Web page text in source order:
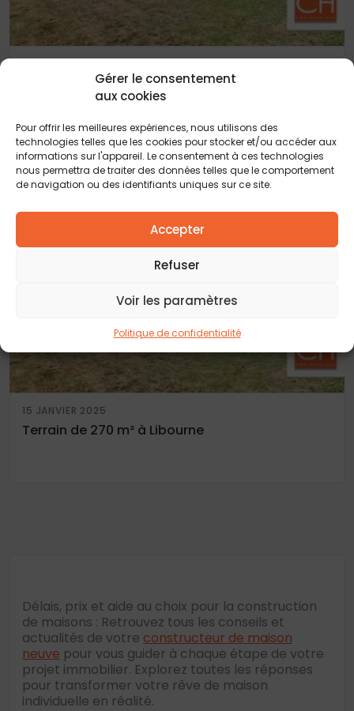
Gérer le consentement
aux cookies
Pour offrir les meilleures expériences, nous utilisons des
technologies telles que les cookies pour stocker et/ou accéder aux
informations sur l'appareil. Le consentement à ces technologies
nous permettra de traiter des données telles que le comportement
de navigation ou des identifiants uniques sur ce site.
Accepter
Refuser
Voir les paramètres
Politique de confidentialité
Terrain de 300 m² à Libourne
15 JANVIER 2025
Terrain de 270 m² à Libourne
Délais, prix et aide au choix pour la construction
de maisons : Retrouvez tous les conseils et
actualités de votre constructeur de maison
neuve pour vous guider à chaque étape de votre
projet immobilier. Explorez toutes les réponses
pour transformer votre rêve de maison
individuelle en réalité.